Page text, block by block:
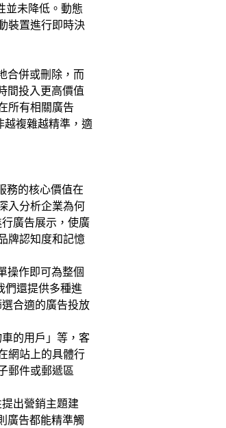
並未降低。動態
裝置進行即時決
合併或刪除，而
間投入更高價值
所有相關廣告
越複雜越精準，適
務的核心價值在
入分析企業為何
廣告展示，使廣
牌認知度和記憶
操作即可為整個
們還提供多種進
合適的廣告投放
的用戶」等，客
網站上的具體行
郵件或郵遞區
出營銷主題建
廣告都能精準觸